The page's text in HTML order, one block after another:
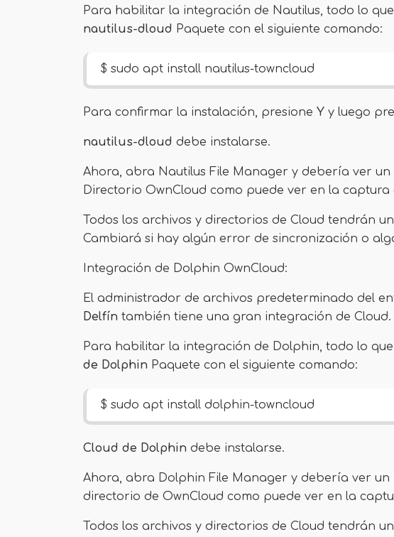
Para habilitar la integración de Nautilus, todo lo
nautilus-dloud Paquete con el siguiente comando:
$ sudo apt install nautilus-towncloud
Para confirmar la instalación, presione Y y luego
nautilus-dloud debe instalarse.
Ahora, abra Nautilus File Manager y debería ver
Directorio OwnCloud como puede ver en la
Todos los archivos y directorios de Cloud tendrán
Cambiará si hay algún error de sincronización o
Integración de Dolphin OwnCloud:
El administrador de archivos predeterminado del
Delfín también tiene una gran integración de Cloud.
Para habilitar la integración de Dolphin, todo lo
de Dolphin Paquete con el siguiente comando:
$ sudo apt install dolphin-towncloud
Cloud de Dolphin debe instalarse.
Ahora, abra Dolphin File Manager y debería ver un
directorio de OwnCloud como puede ver en la
Todos los archivos y directorios de Cloud tendrán